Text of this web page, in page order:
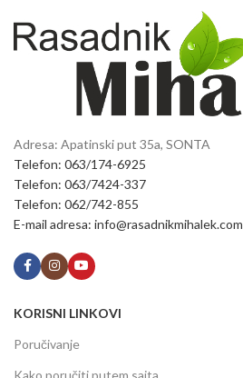
Adresa: Apatinski put 35a, SONTA
Telefon: 063/174-6925
Telefon: 063/7424-337
Telefon: 062/742-855
E-mail adresa: info@rasadnikmihalek.com
KORISNI LINKOVI
Poručivanje
Kako poručiti putem sajta